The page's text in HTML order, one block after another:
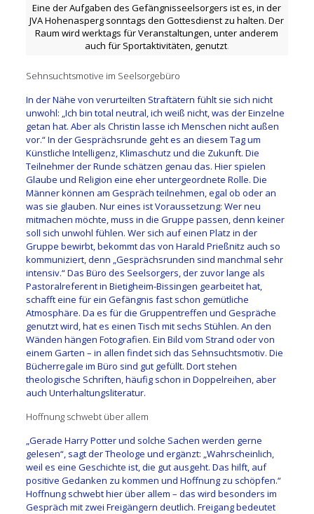
Eine der Aufgaben des Gefängnisseelsorgers ist es, in der
JVA Hohenasperg sonntags den Gottesdienst zu halten. Der
Raum wird werktags für Veranstaltungen, unter anderem
auch für Sportaktivitäten, genutzt.
Sehnsuchtsmotive im Seelsorgebüro
In der Nähe von verurteilten Straftätern fühlt sie sich nicht
unwohl: „Ich bin total neutral, ich weiß nicht, was der Einzelne
getan hat. Aber als Christin lasse ich Menschen nicht außen
vor.“ In der Gesprächsrunde geht es an diesem Tag um
Künstliche Intelligenz, Klimaschutz und die Zukunft. Die
Teilnehmer der Runde schätzen genau das. Hier spielen
Glaube und Religion eine eher untergeordnete Rolle. Die
Männer können am Gespräch teilnehmen, egal ob oder an
was sie glauben. Nur eines ist Voraussetzung: Wer neu
mitmachen möchte, muss in die Gruppe passen, denn keiner
soll sich unwohl fühlen. Wer sich auf einen Platz in der
Gruppe bewirbt, bekommt das von Harald Prießnitz auch so
kommuniziert, denn „Gesprächsrunden sind manchmal sehr
intensiv.“ Das Büro des Seelsorgers, der zuvor lange als
Pastoralreferent in Bietigheim-Bissingen gearbeitet hat,
schafft eine für ein Gefängnis fast schon gemütliche
Atmosphäre. Da es für die Gruppentreffen und Gespräche
genutzt wird, hat es einen Tisch mit sechs Stühlen. An den
Wänden hängen Fotografien. Ein Bild vom Strand oder von
einem Garten – in allen findet sich das Sehnsuchtsmotiv. Die
Bücherregale im Büro sind gut gefüllt. Dort stehen
theologische Schriften, häufig schon in Doppelreihen, aber
auch Unterhaltungsliteratur.
Hoffnung schwebt über allem
„Gerade Harry Potter und solche Sachen werden gerne
gelesen“, sagt der Theologe und ergänzt: „Wahrscheinlich,
weil es eine Geschichte ist, die gut ausgeht. Das hilft, auf
positive Gedanken zu kommen und Hoffnung zu schöpfen.“
Hoffnung schwebt hier über allem – das wird besonders im
Gespräch mit zwei Freigängern deutlich. Freigang bedeutet